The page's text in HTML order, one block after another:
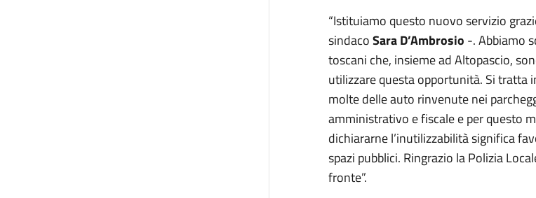
“Istituiamo questo nuovo servizio
sindacoSara D’Ambrosio -. Abbiamo
toscani che, insieme ad Altopascio,
utilizzare questa opportunità. Si tratta
molte delle auto rinvenute nei
amministrativo e fiscale e per questo
dichiararne l’inutilizzabilità significa
spazi pubblici. Ringrazio la Polizia
fronte”.